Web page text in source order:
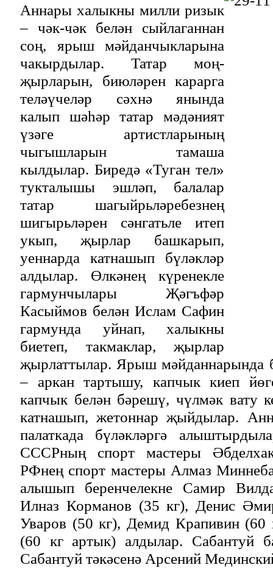
Аннары халыкны милли ризык
– чәк-чәк белән сыйлаганнан
соң, ярыш мәйданчыкларына
чакырдылар. Татар моң-
җырларын, биюләрен карарга
теләүчеләр сәхнә янында
калып шәһәр татар мәдәният
үзәге артистларының
чыгышларын тамаша
кылдылар. Биредә «Туган тел»
тукталышы эшләп, балалар
татар шагыйрьләребезнең
шигырьләрен сәнгатьле итеп
укып, җырлар башкарып,
уеннарда катнашып бүләкләр
алдылар. Өлкәнең күренекле
гармунчылары Җәгъфәр
Касыймов белән Ислам Сафин
гармунда уйнап, халыкны
биетеп, такмаклар, җырлар
җырлаттылар. Ярыш мәйданнарында
– аркан тартышу, капчык киеп
капчык белән бәрешү, чүлмәк вату
катнашып, жетоннар җыйдылар.
палаткада бүләкләргә
СССРның спорт мастеры
РФнең спорт мастеры Алмаз
алышып беренчелекне Самир
Илназ Корманов (35 кг), Денис
Уваров (50 кг), Демид Крапивин (60
(60 кг артык) алдылар. Сабантуй
Сабантуй тәкәсенә Арсений